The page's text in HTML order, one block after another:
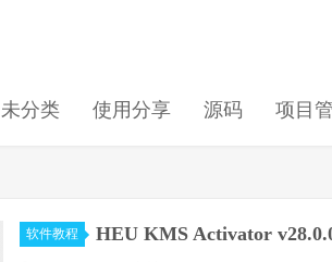
未分类 使用分享 源码 项目
软件教程 HEU KMS Activator